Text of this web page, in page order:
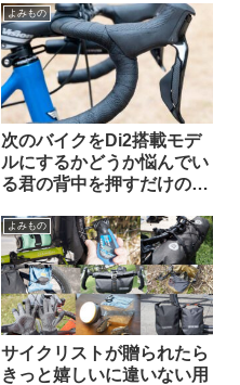
ある】
よみもの
次のバイクをDi2搭載モデ
ルにするかどうか悩んでい
る君の背中を押すだけのコ
よみもの
サイクリストが贈られたら
きっと嬉しいに違いない用